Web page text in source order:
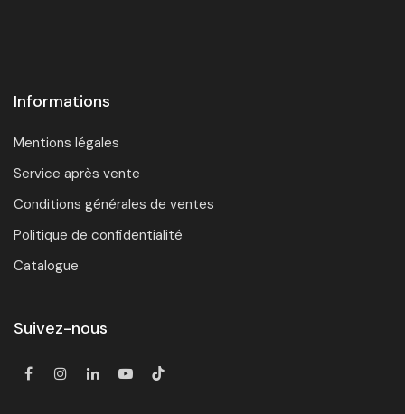
Informations
Mentions légales
Service après vente
Conditions générales de ventes
Politique de confidentialité
Catalogue
Suivez-nous